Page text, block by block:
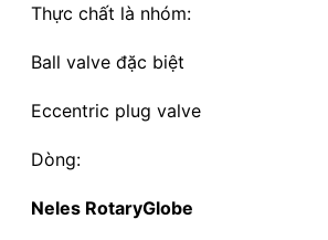
Thực chất là nhóm:
Ball valve đặc biệt
Eccentric plug valve
Dòng:
Neles RotaryGlobe